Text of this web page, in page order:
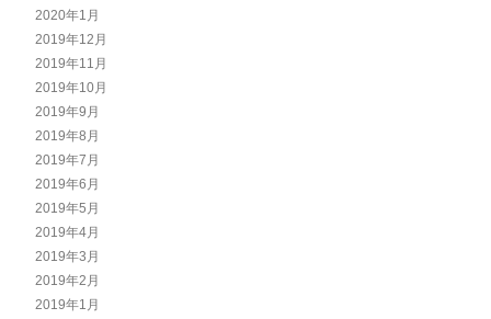
2020年1月
2019年12月
2019年11月
2019年10月
2019年9月
2019年8月
2019年7月
2019年6月
2019年5月
2019年4月
2019年3月
2019年2月
2019年1月